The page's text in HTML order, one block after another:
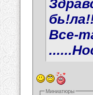
Все-
Миниатюры